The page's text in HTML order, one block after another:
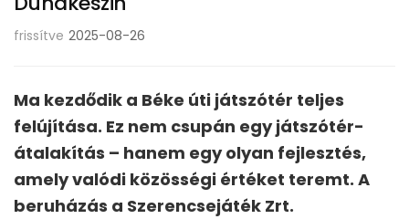
frissítve 2025-08-26
Ma kezdődik a Béke úti játszótér teljes
felújítása. Ez nem csupán egy játszótér-
átalakítás – hanem egy olyan fejlesztés,
amely valódi közösségi értéket teremt. A
beruházás a Szerencsejáték Zrt.